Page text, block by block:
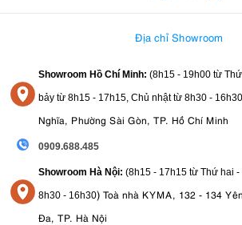
Địa chỉ Showroom
Showroom Hồ Chí Minh: (8h15 - 19h00 từ
bảy từ 8h15 - 17h15, Chủ nhật từ 8h30 - 16h30
Nghĩa, Phường Sài Gòn, TP. Hồ Chí Minh
0909.688.485
Showroom Hà Nội: (8h15 - 17h15 từ Thứ hai -
8h30 - 16h30) Toà nhà KYMA, 132 - 134
Đa, TP. Hà Nội